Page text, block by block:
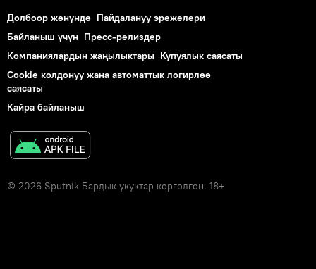
Долбоор жөнүндө Пайдалануу эрежелери
Байланыш үчүн Пресс-релиздер
Компаниялардын жаңылыктары Купуялык саясаты
Cookie колдонуу жана автоматтык логирлөө
саясаты
Кайра байланыш
© 2026 Sputnik Бардык укуктар корголгон. 18+